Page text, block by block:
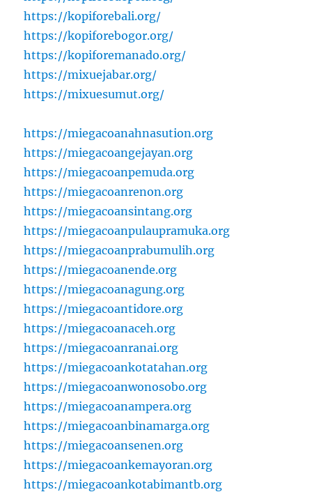
https://kopiforebali.org/
https://kopiforebogor.org/
https://kopiforemanado.org/
https://mixuejabar.org/
https://mixuesumut.org/
https://miegacoanahnasution.org
https://miegacoangejayan.org
https://miegacoanpemuda.org
https://miegacoanrenon.org
https://miegacoansintang.org
https://miegacoanpulaupramuka.org
https://miegacoanprabumulih.org
https://miegacoanende.org
https://miegacoanagung.org
https://miegacoantidore.org
https://miegacoanaceh.org
https://miegacoanranai.org
https://miegacoankotatahan.org
https://miegacoanwonosobo.org
https://miegacoanampera.org
https://miegacoanbinamarga.org
https://miegacoansenen.org
https://miegacoankemayoran.org
https://miegacoankotabimantb.org